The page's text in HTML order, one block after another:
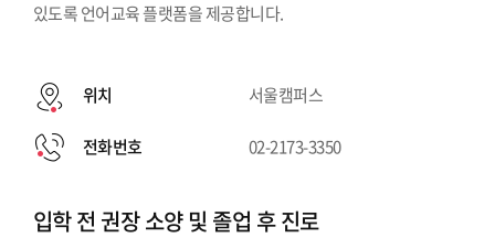
있도록 언어교육 플랫폼을 제공합니다.
위치 서울캠퍼스
전화번호 02-2173-3350
입학 전 권장 소양 및 졸업 후 진로